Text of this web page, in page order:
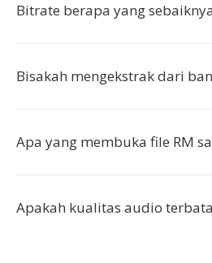
Bitrate berapa yang
Bisakah mengekstrak dari
Apa yang membuka file RM
Apakah kualitas audio